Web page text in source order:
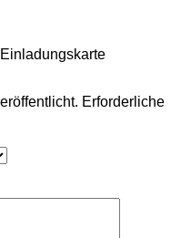
Erforderliche